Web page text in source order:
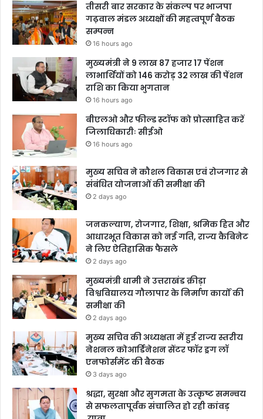
तीसरी बार सरकार के संकल्प पर भाजपा
गढ़वाल मंडल अध्यक्षों की महत्वपूर्ण बैठक
सम्पन्न
16 hours ago
मुख्यमंत्री ने 9 लाख 87 हजार 17 पेंशन
लाभार्थियों को 146 करोड़ 32 लाख की पेंशन
राशि का किया भुगतान
16 hours ago
बीएलओ और फील्ड स्टॉफ को प्रोत्साहित करें
जिलाधिकारीः सीईओ
16 hours ago
मुख्य सचिव ने कौशल विकास एवं रोजगार से
संबंधित योजनाओं की समीक्षा की
2 days ago
जनकल्याण, रोजगार, शिक्षा, श्रमिक हित और
आधारभूत विकास को नई गति, राज्य कैबिनेट
ने लिए ऐतिहासिक फैसले
2 days ago
मुख्यमंत्री धामी ने उत्तराखंड क्रीड़ा
विश्वविद्यालय गौलापार के निर्माण कार्यों की
समीक्षा की
2 days ago
मुख्य सचिव की अध्यक्षता में हुई राज्य स्तरीय
नेशनल कोआर्डिनेशन सेंटर फॉर ड्रग लॉ
एनफोर्समेंट की बैठक
3 days ago
श्रद्धा, सुरक्षा और सुगमता के उत्कृष्ट समन्वय
से सफलतापूर्वक संचालित हो रही कांवड़